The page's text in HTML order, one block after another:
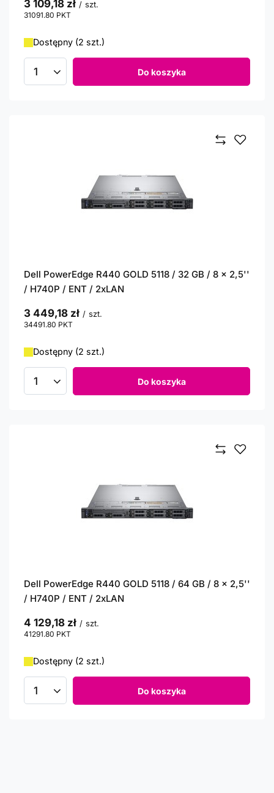
3 109,18 zł / szt.
31091.80 PKT
Dostępny (2 szt.)
Ilość produktów Do koszyka
Dell PowerEdge R440 GOLD 5118 / 32 GB / 8 x 2,5''
/ H740P / ENT / 2xLAN
3 449,18 zł / szt.
34491.80 PKT
Dostępny (2 szt.)
Ilość produktów Do koszyka
Dell PowerEdge R440 GOLD 5118 / 64 GB / 8 x 2,5''
/ H740P / ENT / 2xLAN
4 129,18 zł / szt.
41291.80 PKT
Dostępny (2 szt.)
Ilość produktów Do koszyka